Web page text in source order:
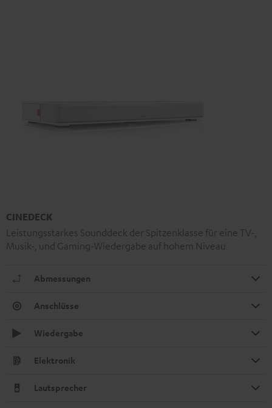
CINEDECK
Leistungsstarkes Sounddeck der Spitzenklasse für eine TV-,
Musik-, und Gaming-Wiedergabe auf hohem Niveau
Abmessungen
Anschlüsse
Wiedergabe
Elektronik
Lautsprecher